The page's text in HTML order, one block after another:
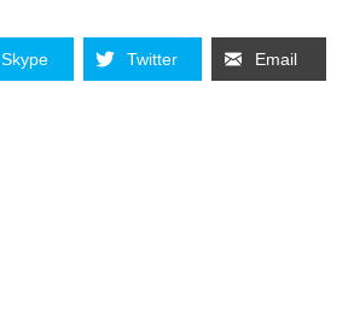
Skype Twitter Email